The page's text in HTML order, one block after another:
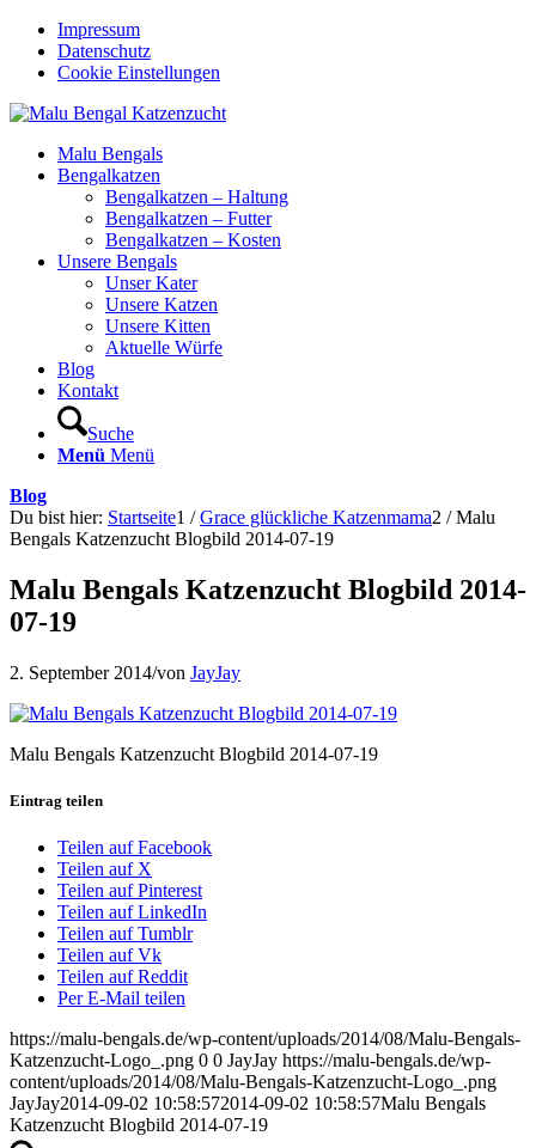
Impressum
Datenschutz
Cookie Einstellungen
Malu Bengals
Bengalkatzen
Bengalkatzen – Haltung
Bengalkatzen – Futter
Bengalkatzen – Kosten
Unsere Bengals
Unser Kater
Unsere Katzen
Unsere Kitten
Aktuelle Würfe
Blog
Kontakt
Suche
Menü Menü
Blog
Du bist hier: Startseite1 / Grace glückliche Katzenmama2 / Malu
Bengals Katzenzucht Blogbild 2014-07-19
Malu Bengals Katzenzucht Blogbild 2014-
07-19
2. September 2014/von JayJay
Malu Bengals Katzenzucht Blogbild 2014-07-19
Eintrag teilen
Teilen auf Facebook
Teilen auf X
Teilen auf Pinterest
Teilen auf LinkedIn
Teilen auf Tumblr
Teilen auf Vk
Teilen auf Reddit
Per E-Mail teilen
https://malu-bengals.de/wp-content/uploads/2014/08/Malu-Bengals-
Katzenzucht-Logo_.png 0 0 JayJay https://malu-bengals.de/wp-
content/uploads/2014/08/Malu-Bengals-Katzenzucht-Logo_.png
JayJay2014-09-02 10:58:572014-09-02 10:58:57Malu Bengals
Katzenzucht Blogbild 2014-07-19